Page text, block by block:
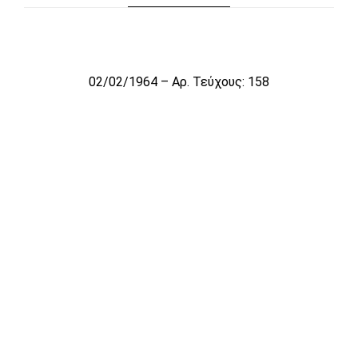
Το αρχείο προσωρινά δεν είναι διαθέσιμο για πώληση
02/02/1964 – Αρ. Τεύχους: 158